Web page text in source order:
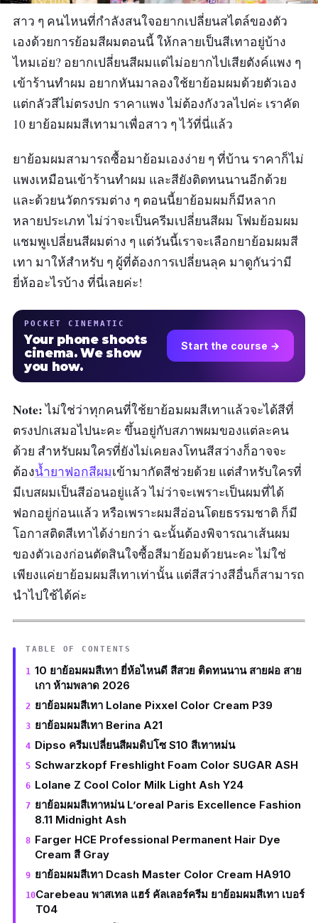
สาว ๆ คนไหนที่กำลังสนใจอยากเปลี่ยนสไตล์ของตัว
เองด้วยการย้อมสีผมตอนนี้ ให้กลายเป็นสีเทาอยู่บ้าง
ไหมเอ่ย? อยากเปลี่ยนสีผมแต่ไม่อยากไปเสียตังค์แพง ๆ
เข้าร้านทำผม อยากหันมาลองใช้ยาย้อมผมด้วยตัวเอง
แต่กลัวสีไม่ตรงปก ราคาแพง ไม่ต้องกังวลไปค่ะ เราคัด
10 ยาย้อมผมสีเทามาเพื่อสาว ๆ ไว้ที่นี่แล้ว
ยาย้อมผมสามารถซื้อมาย้อมเองง่าย ๆ ที่บ้าน ราคาก็ไม่
แพงเหมือนเข้าร้านทำผม และสียังติดทนนานอีกด้วย
และด้วยนวัตกรรมต่าง ๆ ตอนนี้ยาย้อมผมก็มีหลาก
หลายประเภท ไม่ว่าจะเป็นครีมเปลี่ยนสีผม โฟมย้อมผม
แชมพูเปลี่ยนสีผมต่าง ๆ แต่วันนี้เราจะเลือกยาย้อมผมสี
เทา มาให้สำหรับ ๆ ผู้ที่ต้องการเปลี่ยนลุค มาดูกันว่ามี
ยี่ห้ออะไรบ้าง ที่นี่เลยค่ะ!
POCKET CINEMATIC
Your phone shoots
cinema. We show
you how.
Start the course →
Note:ไม่ใช่ว่าทุกคนที่ใช้ยาย้อมผมสีเทาแล้วจะได้สีที่
ตรงปกเสมอไปนะคะ ขึ้นอยู่กับสภาพผมของแต่ละคน
ด้วย สำหรับผมใครที่ยังไม่เคยลงโทนสีสว่างก็อาจจะ
ต้องน้ำยาฟอกสีผมเข้ามากัดสีช่วยด้วย แต่สำหรับใครที่
มีเบสผมเป็นสีอ่อนอยู่แล้ว ไม่ว่าจะเพราะเป็นผมที่ได้
ฟอกอยู่ก่อนแล้ว หรือเพราะผมสีอ่อนโดยธรรมชาติ ก็มี
โอกาสติดสีเทาได้ง่ายกว่า ฉะนั้นต้องพิจารณาเส้นผม
ของตัวเองก่อนตัดสินใจซื้อสีมาย้อมด้วยนะคะ ไม่ใช่
เพียงแค่ยาย้อมผมสีเทาเท่านั้น แต่สีสว่างสีอื่นก็สามารถ
นำไปใช้ได้ค่ะ
TABLE OF CONTENTS
10 ยาย้อมผมสีเทา ยี่ห้อไหนดี สีสวย ติดทนนาน สายฝอ สาย
เกา ห้ามพลาด 2026
ยาย้อมผมสีเทา Lolane Pixxel Color Cream P39
ยาย้อมผมสีเทา Berina A21
Dipso ครีมเปลี่ยนสีผมดิปโซ S10 สีเทาหม่น
Schwarzkopf Freshlight Foam Color SUGAR ASH
Lolane Z Cool Color Milk Light Ash Y24
ยาย้อมผมสีเทาหม่น L’oreal Paris Excellence Fashion
8.11 Midnight Ash
Farger HCE Professional Permanent Hair Dye
Cream สี Gray
ยาย้อมผมสีเทา Dcash Master Color Cream HA910
Carebeau พาสเทล แฮร์ คัลเลอร์ครีม ยาย้อมผมสีเทา เบอร์
T04